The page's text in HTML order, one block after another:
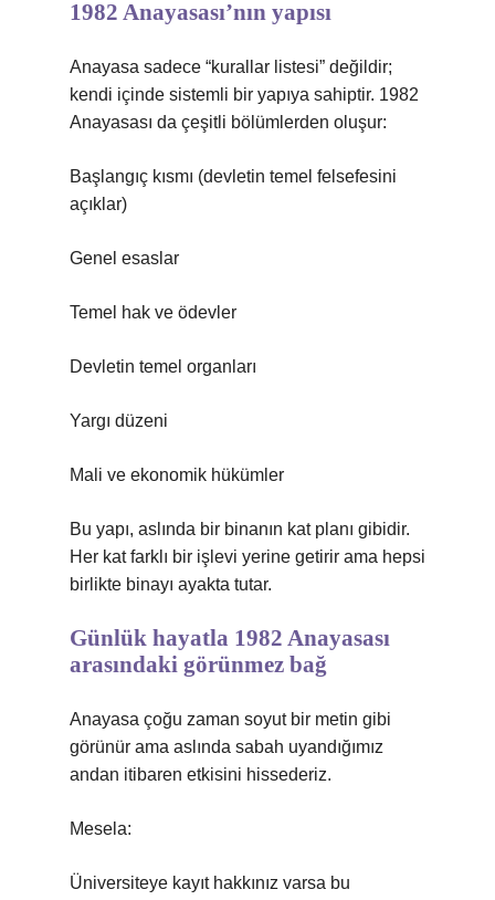
1982 Anayasası’nın yapısı
Anayasa sadece “kurallar listesi” değildir;
kendi içinde sistemli bir yapıya sahiptir. 1982
Anayasası da çeşitli bölümlerden oluşur:
Başlangıç kısmı (devletin temel felsefesini
açıklar)
Genel esaslar
Temel hak ve ödevler
Devletin temel organları
Yargı düzeni
Mali ve ekonomik hükümler
Bu yapı, aslında bir binanın kat planı gibidir.
Her kat farklı bir işlevi yerine getirir ama hepsi
birlikte binayı ayakta tutar.
Günlük hayatla 1982 Anayasası
arasındaki görünmez bağ
Anayasa çoğu zaman soyut bir metin gibi
görünür ama aslında sabah uyandığımız
andan itibaren etkisini hissederiz.
Mesela:
Üniversiteye kayıt hakkınız varsa bu